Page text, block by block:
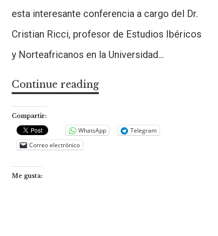
esta interesante conferencia a cargo del Dr.
Cristian Ricci, profesor de Estudios Ibéricos
y Norteafricanos en la Universidad…
Continue readingConferencia:
migración,
Compartir:
WhatsApp
Telegram
Correo electrónico
Me gusta: